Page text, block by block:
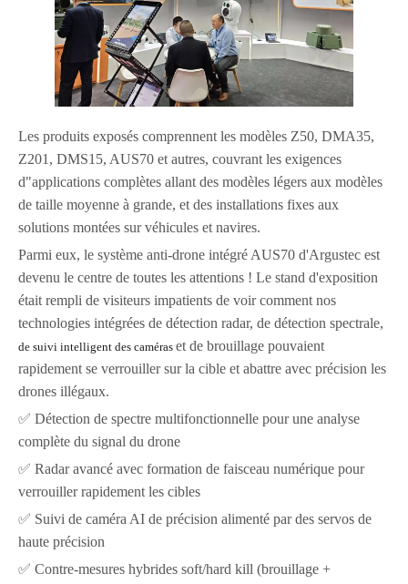
Les produits exposés comprennent les modèles Z50, DMA35,
Z201, DMS15, AUS70 et autres, couvrant les exigences
d"applications complètes allant des modèles légers aux modèles
de taille moyenne à grande, et des installations fixes aux
solutions montées sur véhicules et navires.
Parmi eux, le système anti-drone intégré AUS70 d'Argustec est
devenu le centre de toutes les attentions ! Le stand d'exposition
était rempli de visiteurs impatients de voir comment nos
technologies intégrées de détection radar, de détection spectrale,
de suivi intelligent des caméras et de brouillage pouvaient
rapidement se verrouiller sur la cible et abattre avec précision les
drones illégaux.
✅ Détection de spectre multifonctionnelle pour une analyse
complète du signal du drone
✅ Radar avancé avec formation de faisceau numérique pour
verrouiller rapidement les cibles
✅ Suivi de caméra AI de précision alimenté par des servos de
haute précision
✅ Contre-mesures hybrides soft/hard kill (brouillage +